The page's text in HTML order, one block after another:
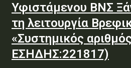
Υφιστάμενου ΒΝΣ
τη λειτουργία
«Συστημικός αριθμός
ΕΣΗΔΗΣ:221817)